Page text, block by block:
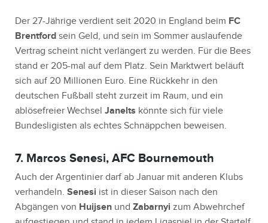
Der 27-Jährige verdient seit 2020 in England beim FC
Brentford sein Geld, und sein im Sommer auslaufende
Vertrag scheint nicht verlängert zu werden. Für die Bees
stand er 205-mal auf dem Platz. Sein Marktwert beläuft
sich auf 20 Millionen Euro. Eine Rückkehr in den
deutschen Fußball steht zurzeit im Raum, und ein
ablösefreier Wechsel Janelts könnte sich für viele
Bundesligisten als echtes Schnäppchen beweisen.
7. Marcos Senesi, AFC Bournemouth
Auch der Argentinier darf ab Januar mit anderen Klubs
verhandeln. Senesi ist in dieser Saison nach den
Abgängen von Huijsen und Zabarnyi zum Abwehrchef